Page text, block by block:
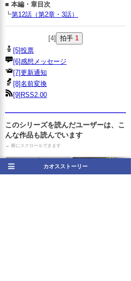
■ 本編・章目次
┗第12話（第2章・3話）
[4] 拍手 1
[5]投票
[6]感想メッセージ
[7]更新通知
[8]名前変換
[9]RSS2.00
このシリーズを読んだユーザーは、こ
んな作品も読んでいます
→ 横にスクロールできます
カオスストーリー